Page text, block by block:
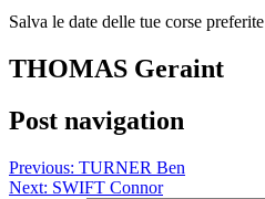
Salva le date delle tue corse preferite
THOMAS Geraint
Post navigation
Previous: TURNER Ben
Next: SWIFT Connor